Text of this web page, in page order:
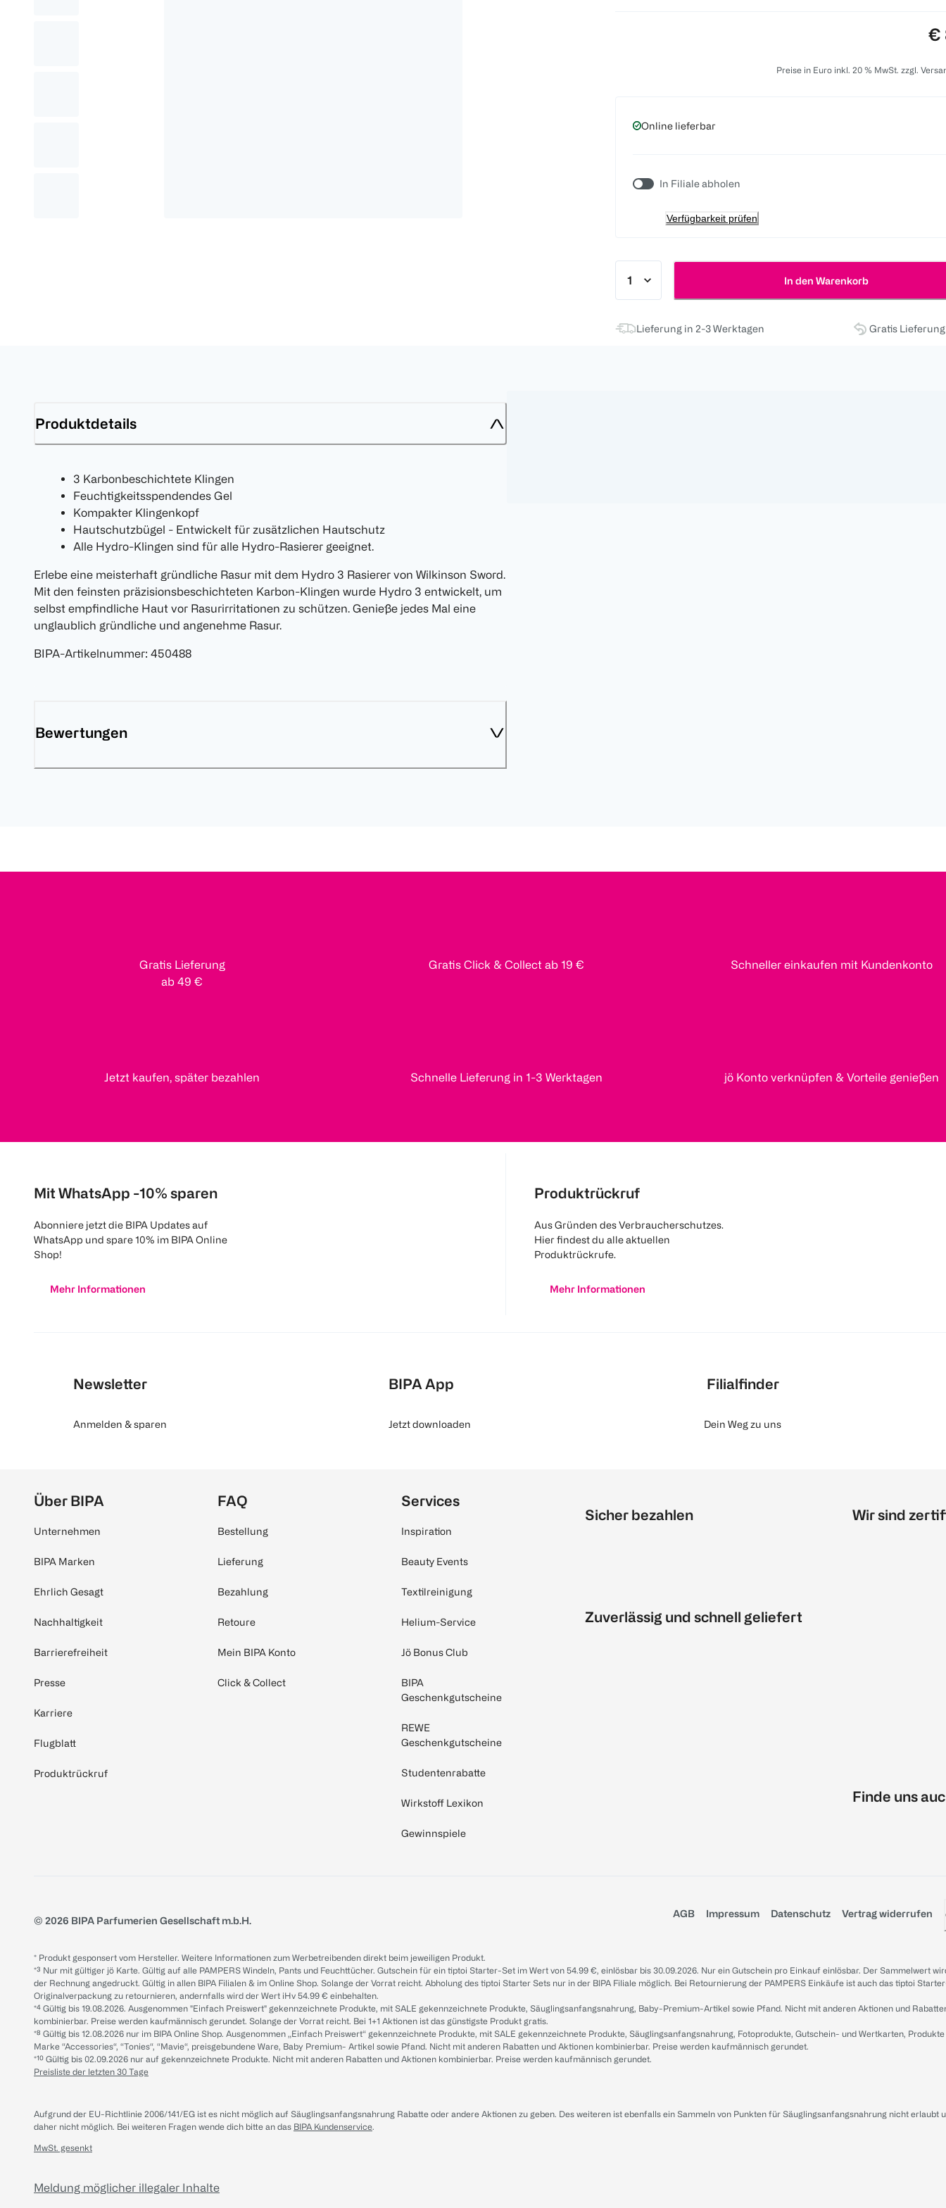
€
Preise in Euro inkl. 20 % MwSt. zzgl.
Online lieferbar
In Filiale abholen
Verfügbarkeit prüfen
In den Warenkorb
Lieferung in 2-3 Werktagen Gratis
Produktdetails
3 Karbonbeschichtete Klingen
Feuchtigkeitsspendendes Gel
Kompakter Klingenkopf
Hautschutzbügel - Entwickelt für zusätzlichen Hautschutz
Alle Hydro-Klingen sind für alle Hydro-Rasierer geeignet.
Erlebe eine meisterhaft gründliche Rasur mit dem Hydro 3 Rasierer von Wilkinson Sword.
Mit den feinsten präzisionsbeschichteten Karbon-Klingen wurde Hydro 3 entwickelt, um
selbst empfindliche Haut vor Rasurirritationen zu schützen. Genieße jedes Mal eine
unglaublich gründliche und angenehme Rasur.
BIPA-Artikelnummer: 450488
Bewertungen
Gratis Lieferung
ab 49 €
Gratis Click & Collect ab 19 € Schneller einkaufen mit Kundenkonto
Jetzt kaufen, später bezahlen Schnelle Lieferung in 1-3 Werktagen jö Konto verknüpfen & Vorteile genießen
Mit WhatsApp -10% sparen
Abonniere jetzt die BIPA Updates auf
WhatsApp und spare 10% im BIPA Online
Shop!
Mehr Informationen
Produktrückruf
Aus Gründen des Verbraucherschutzes.
Hier findest du alle aktuellen
Produktrückrufe.
Mehr Informationen
Newsletter
Anmelden & sparen
BIPA App
Jetzt downloaden
Filialfinder
Dein Weg zu uns
Über BIPA
Unternehmen
BIPA Marken
Ehrlich Gesagt
Nachhaltigkeit
Barrierefreiheit
Presse
Karriere
Flugblatt
Produktrückruf
FAQ
Bestellung
Lieferung
Bezahlung
Retoure
Mein BIPA Konto
Click & Collect
Services
Inspiration
Beauty Events
Textilreinigung
Helium-Service
Jö Bonus Club
BIPA
Geschenkgutscheine
REWE
Geschenkgutscheine
Studentenrabatte
Wirkstoff Lexikon
Gewinnspiele
Sicher bezahlen
Zuverlässig und schnell geliefert
Wir sind
Finde uns
© 2026 BIPA Parfumerien Gesellschaft m.b.H.
AGB Impressum Datenschutz Vertrag widerrufen
* Produkt gesponsert vom Hersteller. Weitere Informationen zum Werbetreibenden direkt beim jeweiligen Produkt.
*³ Nur mit gültiger jö Karte. Gültig auf alle PAMPERS Windeln, Pants und Feuchttücher. Gutschein für ein tiptoi Starter-Set im Wert von 54.99 €, einlösbar bis 30.09.2026. Nur ein Gutschein pro Einkauf einlösbar. Der Sammelwert
der Rechnung angedruckt. Gültig in allen BIPA Filialen & im Online Shop. Solange der Vorrat reicht. Abholung des tiptoi Starter Sets nur in der BIPA Filiale möglich. Bei Retournierung der PAMPERS Einkäufe ist auch das tiptoi
Originalverpackung zu retournieren, andernfalls wird der Wert iHv 54.99 € einbehalten.
*⁴ Gültig bis 19.08.2026. Ausgenommen "Einfach Preiswert" gekennzeichnete Produkte, mit SALE gekennzeichnete Produkte, Säuglingsanfangsnahrung, Baby-Premium-Artikel sowie Pfand. Nicht mit anderen Aktionen und
kombinierbar. Preise werden kaufmännisch gerundet. Solange der Vorrat reicht. Bei 1+1 Aktionen ist das günstigste Produkt gratis.
*⁸ Gültig bis 12.08.2026 nur im BIPA Online Shop. Ausgenommen „Einfach Preiswert“ gekennzeichnete Produkte, mit SALE gekennzeichnete Produkte, Säuglingsanfangsnahrung, Fotoprodukte, Gutschein- und Wertkarten,
Marke “Accessories“, “Tonies“, “Mavie“, preisgebundene Ware, Baby Premium- Artikel sowie Pfand. Nicht mit anderen Rabatten und Aktionen kombinierbar. Preise werden kaufmännisch gerundet.
*¹⁰ Gültig bis 02.09.2026 nur auf gekennzeichnete Produkte. Nicht mit anderen Rabatten und Aktionen kombinierbar. Preise werden kaufmännisch gerundet.
Preisliste der letzten 30 Tage
Aufgrund der EU-Richtlinie 2006/141/EG ist es nicht möglich auf Säuglingsanfangsnahrung Rabatte oder andere Aktionen zu geben. Des weiteren ist ebenfalls ein Sammeln von Punkten für Säuglingsanfangsnahrung nicht erlaubt
daher nicht möglich. Bei weiteren Fragen wende dich bitte an das BIPA Kundenservice.
MwSt. gesenkt
Meldung möglicher illegaler Inhalte